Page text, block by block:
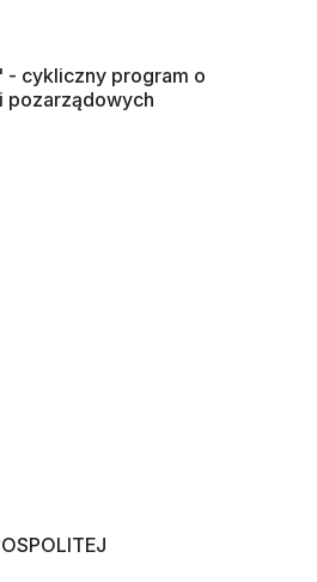
- cykliczny program o
pozarządowych